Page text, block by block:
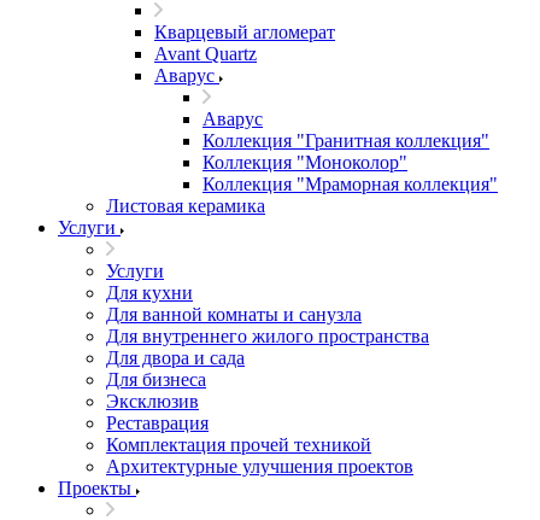
Кварцевый агломерат
Avant Quartz
Аварус
Аварус
Коллекция "Гранитная коллекция"
Коллекция "Моноколор"
Коллекция "Мраморная коллекция"
Листовая керамика
Услуги
Услуги
Для кухни
Для ванной комнаты и санузла
Для внутреннего жилого пространства
Для двора и сада
Для бизнеса
Эксклюзив
Реставрация
Комплектация прочей техникой
Архитектурные улучшения проектов
Проекты